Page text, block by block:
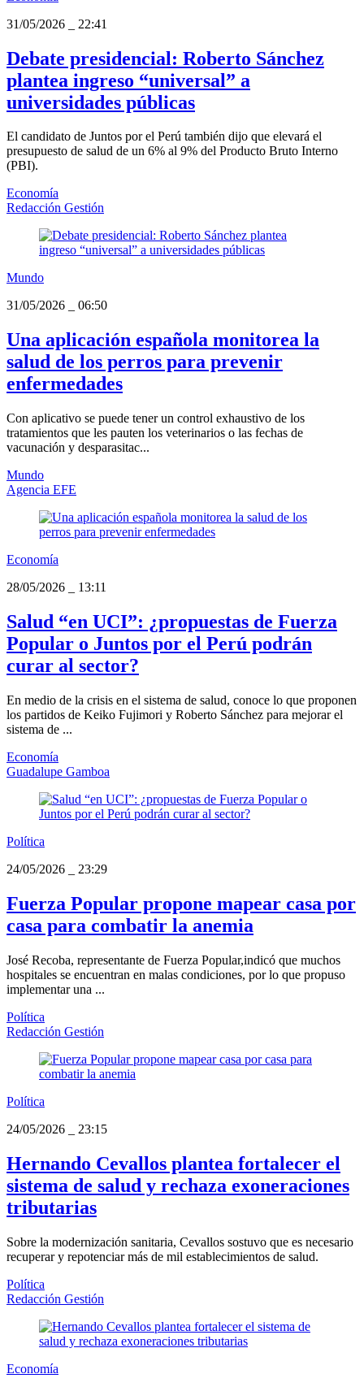
31/05/2026
22:41
Debate presidencial: Roberto Sánchez
plantea ingreso “universal” a
universidades públicas
El candidato de Juntos por el Perú también dijo que elevará el
presupuesto de salud de un 6% al 9% del Producto Bruto Interno
(PBI).
Economía
Redacción Gestión
Mundo
31/05/2026
06:50
Una aplicación española monitorea la
salud de los perros para prevenir
enfermedades
Con aplicativo se puede tener un control exhaustivo de los
tratamientos que les pauten los veterinarios o las fechas de
vacunación y desparasitac...
Mundo
Agencia EFE
Economía
28/05/2026
13:11
Salud “en UCI”: ¿propuestas de Fuerza
Popular o Juntos por el Perú podrán
curar al sector?
En medio de la crisis en el sistema de salud, conoce lo que proponen
los partidos de Keiko Fujimori y Roberto Sánchez para mejorar el
sistema de ...
Economía
Guadalupe Gamboa
Política
24/05/2026
23:29
Fuerza Popular propone mapear casa por
casa para combatir la anemia
José Recoba, representante de Fuerza Popular,indicó que muchos
hospitales se encuentran en malas condiciones, por lo que propuso
implementar una ...
Política
Redacción Gestión
Política
24/05/2026
23:15
Hernando Cevallos plantea fortalecer el
sistema de salud y rechaza exoneraciones
tributarias
Sobre la modernización sanitaria, Cevallos sostuvo que es necesario
recuperar y repotenciar más de mil establecimientos de salud.
Política
Redacción Gestión
Economía